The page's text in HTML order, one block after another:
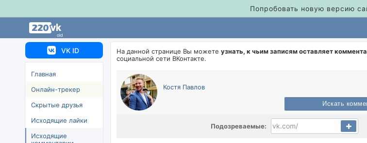
Попробовать новую версию
old
VK ID
Главная
Онлайн-трекер
Скрытые друзья
Исходящие лайки
Исходящие
На данной странице Вы можете узнать, к чьим записям оставляет
социальной сети ВКонтакте.
Костя Павло
Искать
Подозреваемые: